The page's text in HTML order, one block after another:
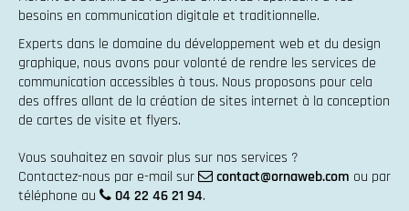
besoins en communication digitale et traditionnelle.
Experts dans le domaine du développement web et du design
graphique, nous avons pour volonté de rendre les services de
communication accessibles à tous. Nous proposons pour cela
des offres allant de la création de sites internet à la conception
de cartes de visite et flyers.
Vous souhaitez en savoir plus sur nos services ?
Contactez-nous par e-mail sur
contact@ornaweb.com ou par
téléphone au
04 22 46 21 94.